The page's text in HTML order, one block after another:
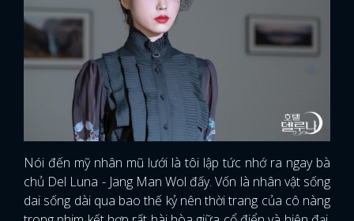
Nói đến mỹ nhân mũ lưới là tôi lập tức nhớ ra ngay bà
chủ Del Luna - Jang Man Wol đấy. Vốn là nhân vật sống
dai sống dài qua bao thế kỷ nên thời trang của cô nàng